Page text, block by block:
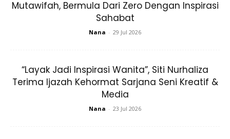
yang tepat.
Ads
Mutawifah, Bermula Dari Zero Dengan Inspirasi
Sahabat
Nana - 29 Jul 2026
“Layak Jadi Inspirasi Wanita”, Siti Nurhaliza
Terima Ijazah Kehormat Sarjana Seni Kreatif &
Media
Nana - 23 Jul 2026